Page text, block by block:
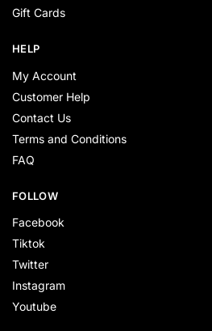
Gift Cards
HELP
My Account
Customer Help
Contact Us
Terms and Conditions
FAQ
FOLLOW
Facebook
Tiktok
Twitter
Instagram
Youtube